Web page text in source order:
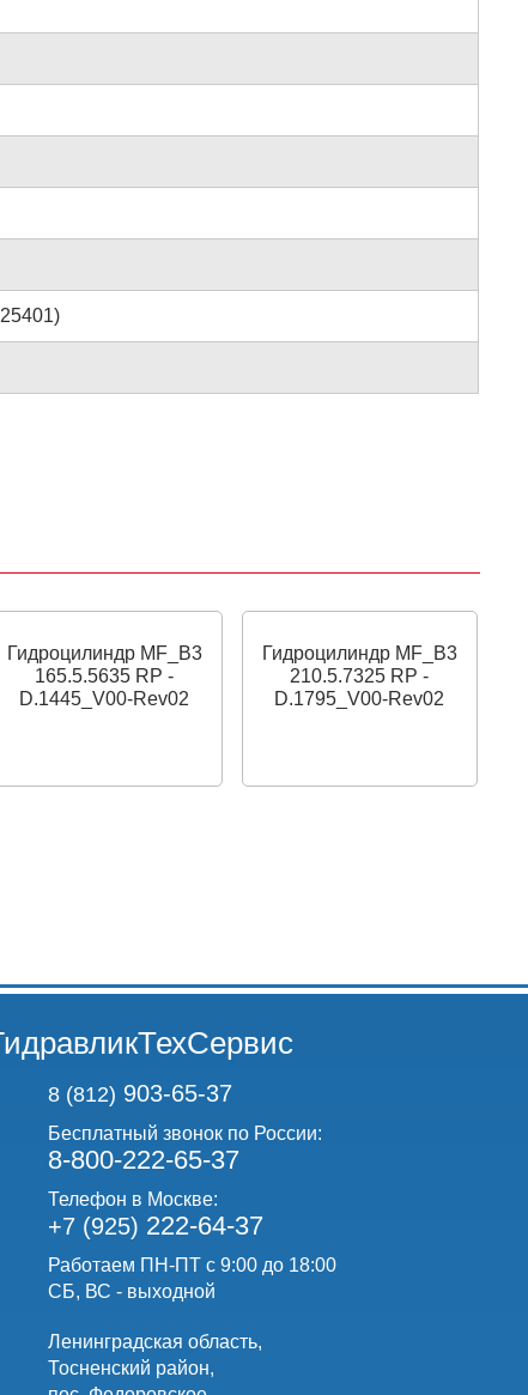
Гидроцилиндр MF_B3
165.5.5635 RP -
D.1445_V00-Rev02
Гидроцилиндр MF_B3
210.5.7325 RP -
D.1795_V00-Rev02
8 (812) 903-65-37
Бесплатный звонок по России:
8-800-222-65-37
Телефон в Москве:
+7 (925) 222-64-37
Работаем ПН-ПТ с 9:00 до 18:00
СБ, ВС - выходной
Ленинградская область,
Тосненский район,